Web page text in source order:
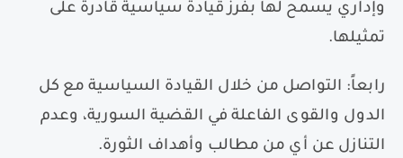
وإداري يسمح لها بفرز قيادة سياسية قادرة على
تمثيلها.
رابعاً: التواصل من خلال القيادة السياسية مع كل
الدول والقوى الفاعلة في القضية السورية، وعدم
التنازل عن أي من مطالب وأهداف الثورة.